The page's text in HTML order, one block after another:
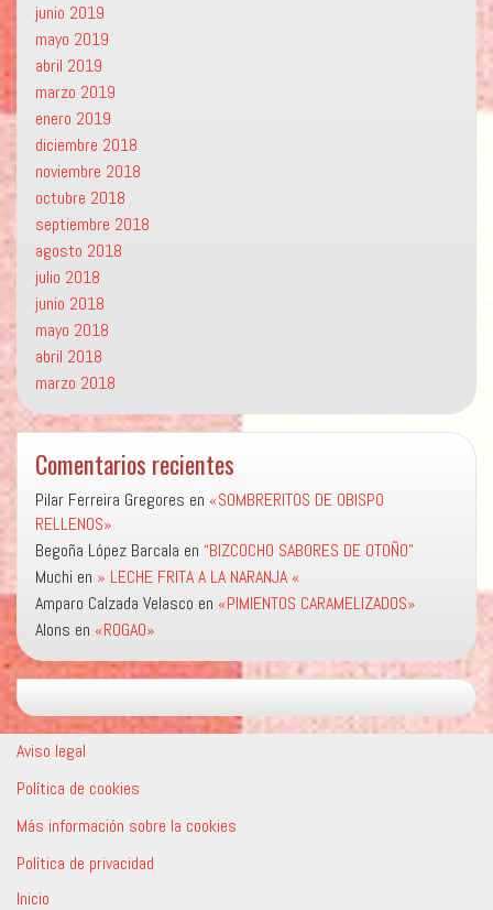
junio 2019
mayo 2019
abril 2019
marzo 2019
enero 2019
diciembre 2018
noviembre 2018
octubre 2018
septiembre 2018
agosto 2018
julio 2018
junio 2018
mayo 2018
abril 2018
marzo 2018
Comentarios recientes
Pilar Ferreira Gregores en «SOMBRERITOS DE OBISPO
RELLENOS»
Begoña López Barcala en “BIZCOCHO SABORES DE OTOÑO”
Muchi en » LECHE FRITA A LA NARANJA «
Amparo Calzada Velasco en «PIMIENTOS CARAMELIZADOS»
Alons en «ROGAO»
Aviso legal
Política de cookies
Más información sobre la cookies
Política de privacidad
Inicio